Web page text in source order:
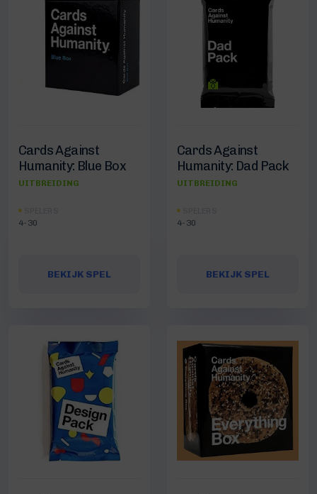
Cards Against
Humanity: Blue Box
UITBREIDING
4-30
BEKIJK SPEL
Cards Against
Humanity: Dad Pack
UITBREIDING
4-30
BEKIJK SPEL